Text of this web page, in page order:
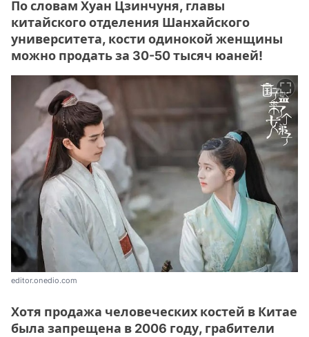
По словам Хуан Цзинчуня, главы
китайского отделения Шанхайского
университета, кости одинокой женщины
можно продать за 30-50 тысяч юаней!
editor.onedio.com
Хотя продажа человеческих костей в Китае
была запрещена в 2006 году, грабители